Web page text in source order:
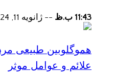
11:43 ب.ظ -- ژانویه 11, 2024
هموگلوبین طبیعی
علائم و عوامل موثر